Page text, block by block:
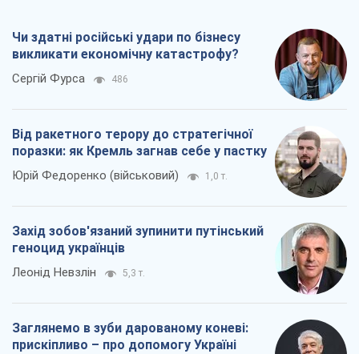
Чи здатні російські удари по бізнесу
викликати економічну катастрофу?
Сергій Фурса 486
Від ракетного терору до стратегічної
поразки: як Кремль загнав себе у пастку
Юрій Федоренко (військовий) 1,0 т.
Захід зобов'язаний зупинити путінський
геноцид українців
Леонід Невзлін 5,3 т.
Заглянемо в зуби дарованому коневі:
прискіпливо – про допомогу Україні